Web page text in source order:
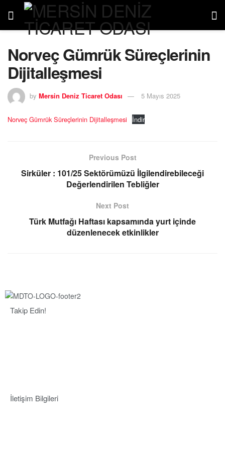
Norveç Gümrük Süreçlerinin
Dijitalleşmesi
by Mersin Deniz Ticaret Odası 5 Mayıs 2025
Norveç Gümrük Süreçlerinin Dijitalleşmesi İndir
Previous Post
Sirküler : 101/25 Sektörümüzü İlgilendirebileceği
Değerlendirilen Tebliğler
Next Post
Türk Mutfağı Haftası kapsamında yurt içinde
düzenlenecek etkinlikler
Takip Edin!
İletişim Bilgileri